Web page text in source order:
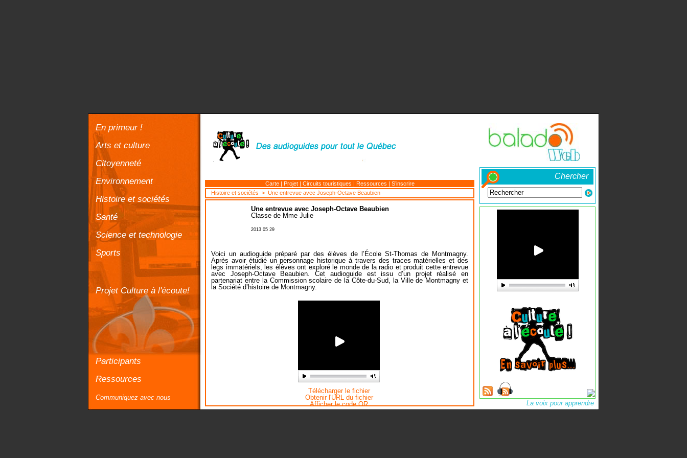
En primeur !
Arts et culture
Citoyenneté
Environnement
Histoire et sociétés
Santé
Science et technologie
Sports
Projet Culture à l'écoute!
Participants
Ressources
Communiquez avec nous
Carte | Projet | Circuits touristiques | Ressources | S’inscrire
Histoire et sociétés > Une entrevue avec Joseph-Octave Beaubien
Une entrevue avec Joseph-Octave Beaubien
Classe de Mme Julie
2013 05 29
Voici un audioguide préparé par des élèves de l’École St-Thomas de Montmagny.
Après avoir étudié un personnage historique à travers des traces matérielles et des
legs immatériels, les élèves ont exploré le monde de la radio et produit cette entrevue
avec Joseph-Octave Beaubien. Cet audioguide est issu d’un projet réalisé en
partenariat entre la Commission scolaire de la Côte-du-Sud, la Ville de Montmagny et
la Société d’histoire de Montmagny.
Télécharger le fichier
Obtenir l'URL du fichier
Afficher le code QR
Chercher
La voix pour apprendre